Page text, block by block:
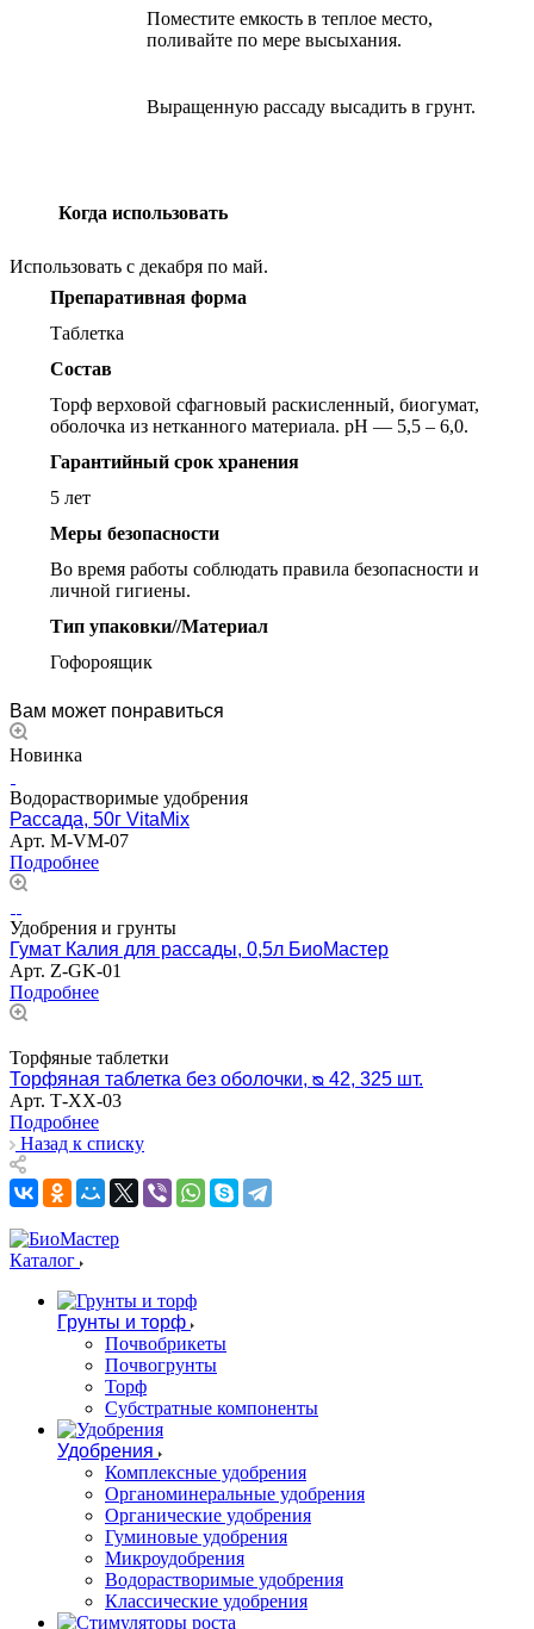
Поместите емкость в теплое место,
поливайте по мере высыхания.
Выращенную рассаду высадить в грунт.
Когда использовать
Использовать с декабря по май.
Препаративная форма
Таблетка
Состав
Торф верховой сфагновый раскисленный, биогумат,
оболочка из нетканного материала. pH — 5,5 – 6,0.
Гарантийный срок хранения
5 лет
Меры безопасности
Во время работы соблюдать правила безопасности и
личной гигиены.
Тип упаковки//Материал
Гофороящик
Вам может понравиться
Новинка
Водорастворимые удобрения
Рассада, 50г VitaMix
Арт. M-VM-07
Подробнее
Удобрения и грунты
Гумат Калия для рассады, 0,5л БиоМастер
Арт. Z-GK-01
Подробнее
Торфяные таблетки
Торфяная таблетка без оболочки, ᴓ 42, 325 шт.
Арт. Т-XX-03
Подробнее
Назад к списку
Каталог
Грунты и торф
Почвобрикеты
Почвогрунты
Торф
Субстратные компоненты
Удобрения
Комплексные удобрения
Органоминеральные удобрения
Органические удобрения
Гуминовые удобрения
Микроудобрения
Водорастворимые удобрения
Классические удобрения